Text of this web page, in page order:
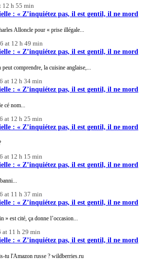
12 h 55 min
: « Z’inquiétez pas, il est gentil, il ne mord
Alloncle pour « prise illégale...
at 12 h 49 min
: « Z’inquiétez pas, il est gentil, il ne mord
comprendre, la cuisine anglaise,...
at 12 h 34 min
: « Z’inquiétez pas, il est gentil, il ne mord
cé nom...
at 12 h 25 min
: « Z’inquiétez pas, il est gentil, il ne mord
at 12 h 15 min
: « Z’inquiétez pas, il est gentil, il ne mord
at 11 h 37 min
: « Z’inquiétez pas, il est gentil, il ne mord
» est cité, ça donne l’occasion...
at 11 h 29 min
: « Z’inquiétez pas, il est gentil, il ne mord
tu l'Amazon russe ? wildberries.ru